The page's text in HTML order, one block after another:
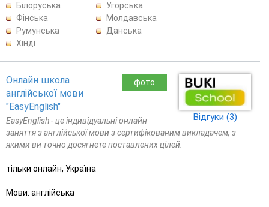
Білоруська
Угорська
Фінська
Молдавська
Румунська
Данська
Хінді
Відгуки (3)
фото
Онлайн школа
англійської мови
"EasyEnglish"
EasyEnglish - це індивідуальні онлайн
заняття з англійської мови з сертифікованим викладачем, з
якими ви точно досягнете поставлених цілей.
тільки онлайн, Україна
Мови: англійська